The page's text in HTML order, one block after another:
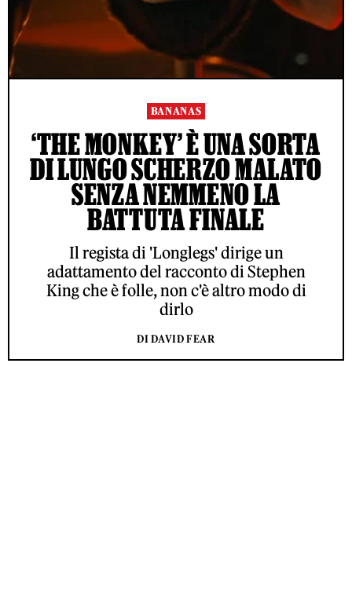
BANANAS
‘THE MONKEY’ È UNA SORTA
DI LUNGO SCHERZO MALATO
SENZA NEMMENO LA
BATTUTA FINALE
Il regista di 'Longlegs' dirige un
adattamento del racconto di Stephen
King che è folle, non c'è altro modo di
dirlo
DI DAVID FEAR